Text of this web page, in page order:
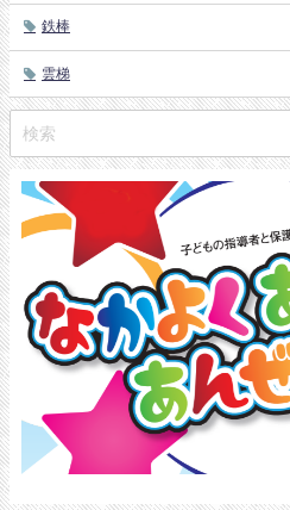
鉄棒
雲梯